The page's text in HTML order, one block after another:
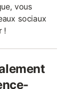
vous
sociaux
!